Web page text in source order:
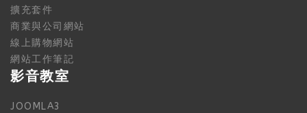
擴充套件
商業與公司網站
線上購物網站
網站工作筆記
影音教室
JOOMLA3